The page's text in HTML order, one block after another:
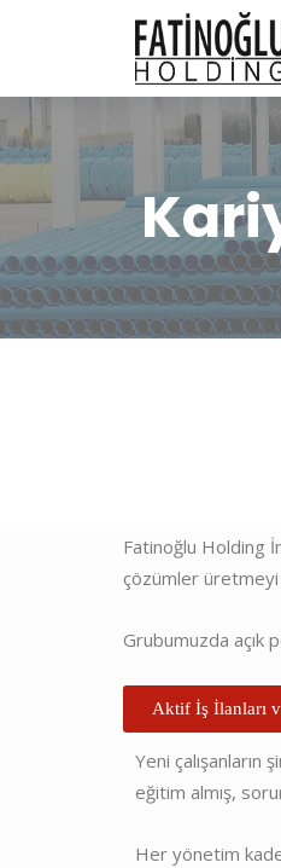
Fatinoğlu Holding
çözümler
Grubumuzda açık
Aktif İş İlanları
Yeni
eğitim almış,
Her yönetim